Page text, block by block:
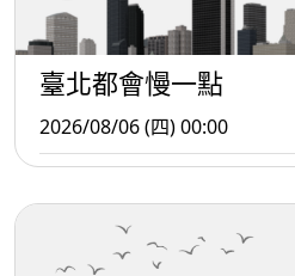
臺北都會慢一點
2026/08/06 (四) 00:00